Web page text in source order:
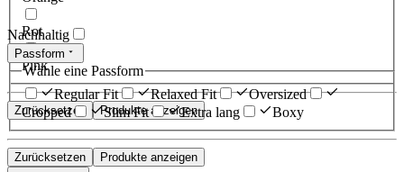
Rot
Pink
Zurücksetzen Produkte anzeigen
Nachhaltig
Passform
Wähle eine Passform
Regular Fit
Relaxed Fit
Oversized
Cropped
Slim Fit Extra lang Boxy
Zurücksetzen
Produkte anzeigen